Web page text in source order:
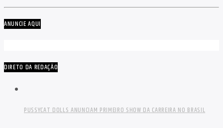
ANUNCIE AQUI
DIRETO DA REDAÇÃO
PUSSYCAT DOLLS ANUNCIAM PRIMEIRO SHOW DA CARREIRA NO BRASIL